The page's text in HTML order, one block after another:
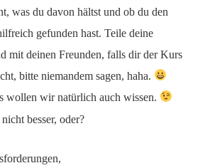
was du davon hältst und ob du den
gefunden hast. Teile deine
mit deinen Freunden, falls dir der Kurs
bitte niemandem sagen, haha.
wir natürlich auch wissen.
besser, oder?